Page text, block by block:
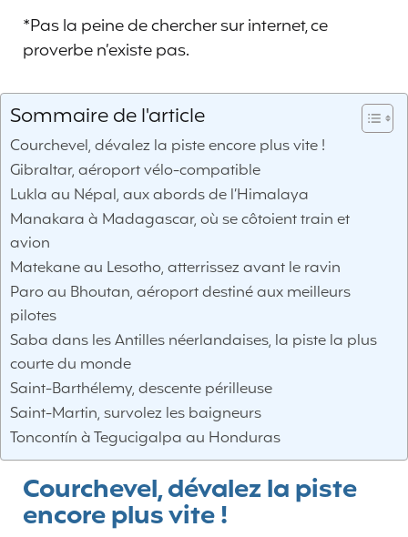
*Pas la peine de chercher sur internet, ce
proverbe n’existe pas.
Sommaire de l'article
Courchevel, dévalez la piste encore plus vite !
Gibraltar, aéroport vélo-compatible
Lukla au Népal, aux abords de l’Himalaya
Manakara à Madagascar, où se côtoient train et
avion
Matekane au Lesotho, atterrissez avant le ravin
Paro au Bhoutan, aéroport destiné aux meilleurs
pilotes
Saba dans les Antilles néerlandaises, la piste la plus
courte du monde
Saint-Barthélemy, descente périlleuse
Saint-Martin, survolez les baigneurs
Toncontín à Tegucigalpa au Honduras
Courchevel, dévalez la piste
encore plus vite !